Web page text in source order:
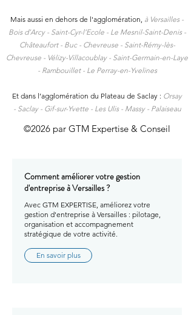
Mais aussi en dehors de l'agglomération, à Versailles -
Bois d’Arcy - Saint-Cyr-l’Ecole - Le Mesnil-Saint-Denis -
Châteaufort - Buc - Chevreuse - Saint-Rémy-lès-
Chevreuse - Vélizy-Villacoublay - Saint-Germain-en-Laye
- Rambouillet - Le Perray-en-Yvelines
Et dans l’agglomération du Plateau de Saclay : Orsay
- Saclay - Gif-sur-Yvette - Les Ulis - Massy - Palaiseau
©2026 par GTM Expertise & Conseil
Comment améliorer votre gestion
d'entreprise à Versailles ?
Avec GTM EXPERTISE, améliorez votre
gestion d'entreprise à Versailles : pilotage,
organisation et accompagnement
stratégique de votre activité.
En savoir plus